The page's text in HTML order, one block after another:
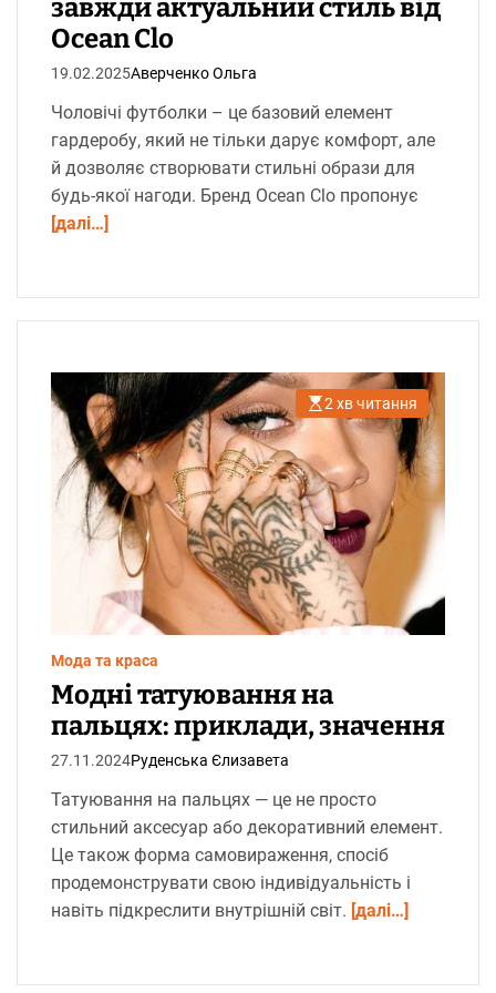
завжди актуальний стиль від
Ocean Clo
19.02.2025Аверченко Ольга
Чоловічі футболки – це базовий елемент
гардеробу, який не тільки дарує комфорт, але
й дозволяє створювати стильні образи для
будь-якої нагоди. Бренд Ocean Clo пропонує
[далі…]
О
р
є
н
т
в
н
и
й
ч
а
с
ч
я
2 хв читання
Мода та краса
Модні татуювання на
пальцях: приклади, значення
27.11.2024Руденська Єлизавета
Татуювання на пальцях — це не просто
стильний аксесуар або декоративний елемент.
Це також форма самовираження, спосіб
продемонструвати свою індивідуальність і
навіть підкреслити внутрішній світ. [далі…]